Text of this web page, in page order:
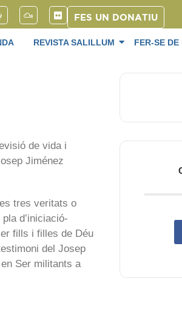
FES UN DONATIU
REVISTA SALILLUM FER-SE DE
de vida i
Jiménez
tres veritats o
d’iniciació-
fills i filles de Déu
del Josep
Ser militants a